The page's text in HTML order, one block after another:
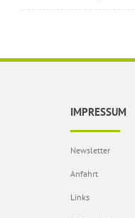
IMPRESSUM
Newsletter
Anfahrt
Links